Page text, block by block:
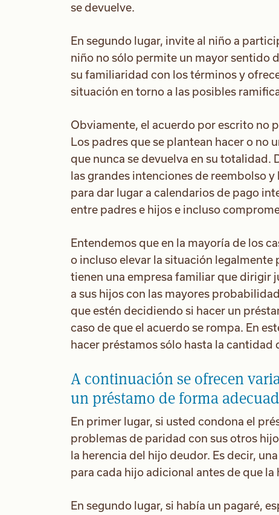
se devuelve.
En segundo lugar, invite al niño a
niño no sólo permite un mayor sentido
su familiaridad con los términos y
situación en torno a las posibles
Obviamente, el acuerdo por escrito no
Los padres que se plantean hacer o no
que nunca se devuelva en su
las grandes intenciones de reembolso
para dar lugar a calendarios de pago
entre padres e hijos e incluso
Entendemos que en la mayoría de los
o incluso elevar la situación legalmente
tienen una empresa familiar que dirigir
a sus hijos con las mayores
que estén decidiendo si hacer un
caso de que el acuerdo se rompa. En
hacer préstamos sólo hasta la cantidad
A continuación se ofrecen
un préstamo de forma
En primer lugar, si usted condona el
problemas de paridad con sus otros
la herencia del hijo deudor. Es decir,
para cada hijo adicional antes de que
En segundo lugar, si había un pagaré,